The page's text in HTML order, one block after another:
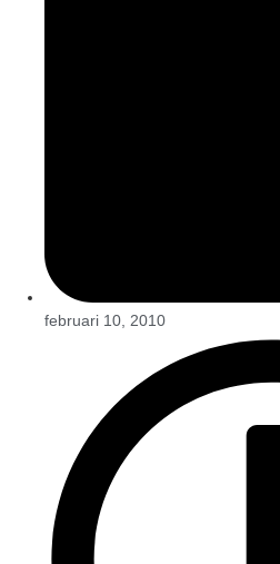
februari 10, 2010